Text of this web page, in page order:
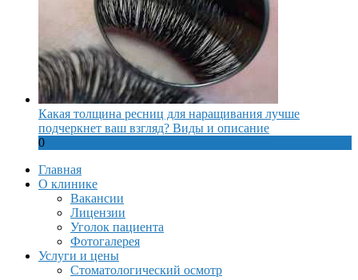
Какая толщина ресниц для наращивания лучше
подчеркнет ваш взгляд? Виды и описание
0
Главная
О клинике
Вакансии
Лицензии
Уголок пациента
Фотогалерея
Услуги и цены
Стоматологический осмотр